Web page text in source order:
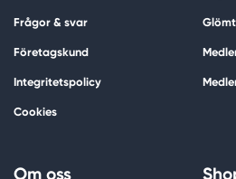
Frågor & svar
Företagskund
Integritetspolicy
Cookies
Om oss